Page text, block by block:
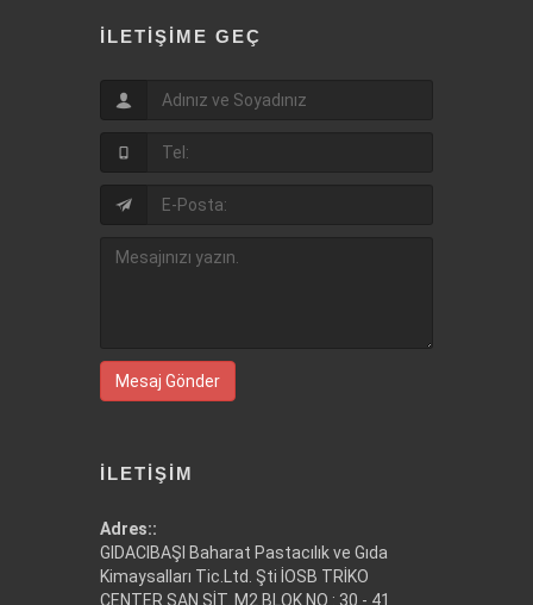
İLETIŞIME GEÇ
Mesaj Gönder
İLETIŞIM
Adres::
GIDACIBAŞI Baharat Pastacılık ve Gıda
Kimaysalları Tic.Ltd. Şti İOSB TRİKO
CENTER SAN SİT. M2 BLOK NO : 30 - 41